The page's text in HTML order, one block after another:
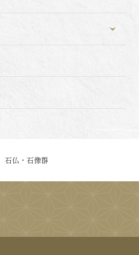
石仏・石像群